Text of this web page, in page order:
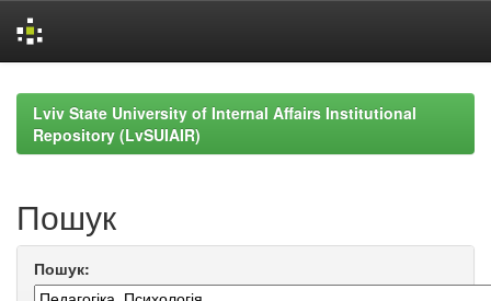
navigationLviv State University of Internal Affairs Institutional
Repository (LvSUIAIR)
Пошук
Пошук: